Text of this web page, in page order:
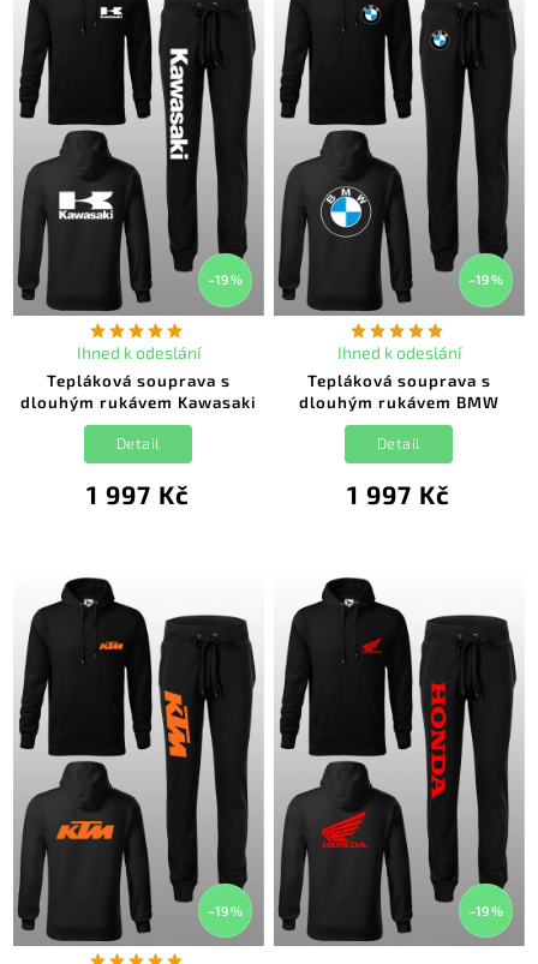
–19 %
Tepláková souprava s
dlouhým rukávem Kawasaki
Ihned k odeslání
1 997 Kč
Detail
–19 %
Tepláková souprava s
dlouhým rukávem BMW
Ihned k odeslání
1 997 Kč
Detail
–19 % –19 %